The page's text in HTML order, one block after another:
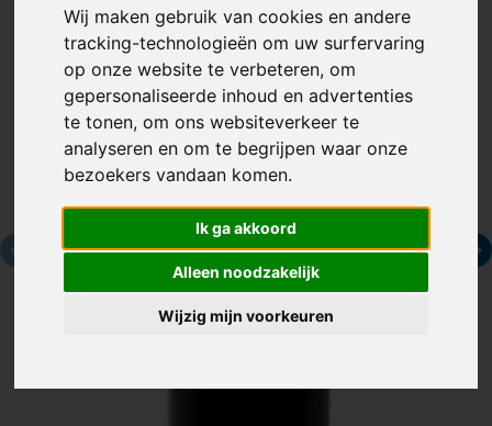
Wij maken gebruik van cookies en andere
tracking-technologieën om uw surfervaring
op onze website te verbeteren, om
gepersonaliseerde inhoud en advertenties
te tonen, om ons websiteverkeer te
analyseren en om te begrijpen waar onze
bezoekers vandaan komen.
Ik ga akkoord
Alleen noodzakelijk
Wijzig mijn voorkeuren